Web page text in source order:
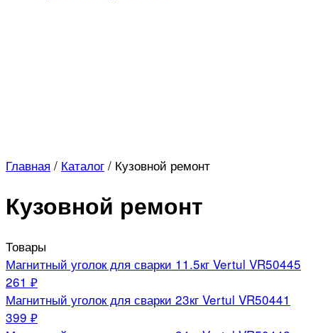
Главная / Каталог / Кузовной ремонт
Кузовной ремонт
Товары
Магнитный уголок для сварки 11.5кг Vertul VR50445
261 ₽
Магнитный уголок для сварки 23кг Vertul VR50441
399 ₽